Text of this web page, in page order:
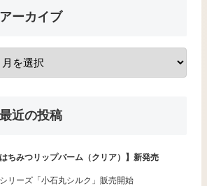
アーカイブ
最近の投稿
ちみつリップバーム（クリア）】新発売
リーズ「小石丸シルク」販売開始